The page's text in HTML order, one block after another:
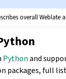
overall Weblate
Pythonand
packages, full